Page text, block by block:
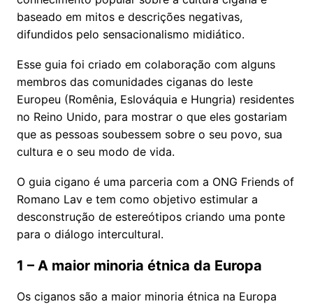
baseado em mitos e descrições negativas,
difundidos pelo sensacionalismo midiático.
Esse guia foi criado em colaboração com alguns
membros das comunidades ciganas do leste
Europeu (Romênia, Eslováquia e Hungria) residentes
no Reino Unido, para mostrar o que eles gostariam
que as pessoas soubessem sobre o seu povo, sua
cultura e o seu modo de vida.
O guia cigano é uma parceria com a ONG Friends of
Romano Lav e tem como objetivo estimular a
desconstrução de estereótipos criando uma ponte
para o diálogo intercultural.
1 – A maior minoria étnica da Europa
Os ciganos são a maior minoria étnica na Europa